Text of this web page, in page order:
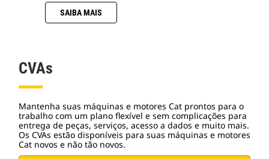
SAIBA MAIS
CVAs
Mantenha suas máquinas e motores Cat prontos para o
trabalho com um plano flexível e sem complicações para
entrega de peças, serviços, acesso a dados e muito mais.
Os CVAs estão disponíveis para suas máquinas e motores
Cat novos e não tão novos.